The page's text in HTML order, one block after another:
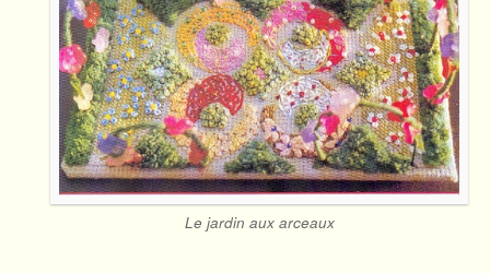
Le jardin aux arceaux